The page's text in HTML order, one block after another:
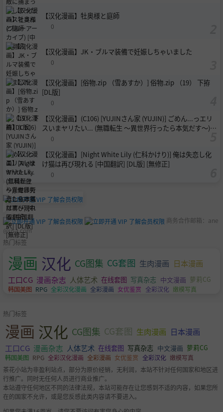
【汉化漫画】牡奥様と庭師
0
【汉化漫画】JK・ブルマ装備で妊娠しちゃいました
0
【汉化漫画】[俗物.zip （雪あすか）] 俗物.zip （19） 下拵
[DL版]
0
【汉化漫画】(C106) [YUJINさん家 (YUJIN)] ごめん...っエリ
スいまヤリたい... (無職転生 ～異世界行ったら本気だす～)
[中国翻訳]
0
【汉化漫画】[Night White Lily (仁科かけり)] 俺は失恋し化
け猫は再び現れる [中国翻訳] [DL版] [無修正]
0
商务合作邮箱： ane
@usa.com
热门标签
漫画 汉化 CG图集 CG套图 生肉漫画 日本漫画
工口CG 漫画杂志 人体艺术 在线套图 写真杂志 中文漫画 萝莉CG
韩国美图 RPG 全彩汉化漫画 全彩漫画 女优鉴赏 全彩汉化 嫩模写真
热门标签
漫画 汉化 CG图集 CG套图 生肉漫画 日本漫画
工口CG 漫画杂志 人体艺术 在线套图 写真杂志 中文漫画 萝莉CG
韩国美图 RPG 全彩汉化漫画 全彩漫画 女优鉴赏 全彩汉化 嫩模写真
茶花小站为非盈利站点，部分为原价经销，无利润，本站不针对任何国家和地区进
行推广。同时无任何人员进行商业推广。
本站遵守任何地区不同的法律法规，本站可能存在让您感到不适的内容，如果您所
在的国家不允许，或是您反感此类内容请不要进入。